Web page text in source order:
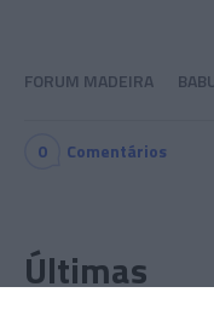
FORUM MADEIRA
0 Comentários
Últimas